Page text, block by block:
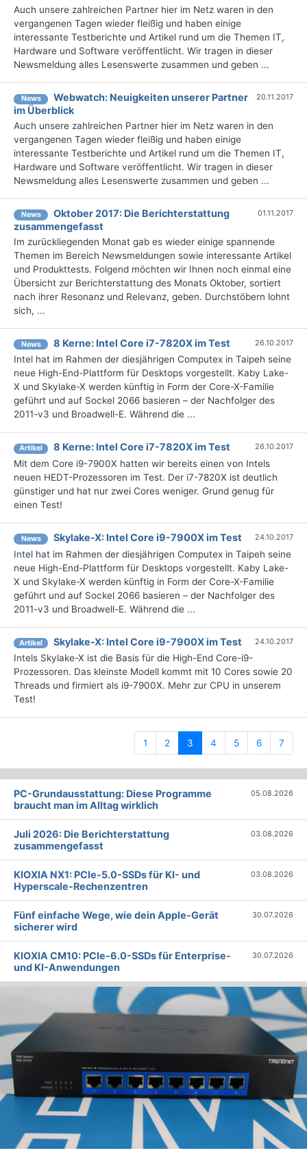
Auch unsere zahlreichen Partner hier im Netz waren in den
vergangenen Tagen wieder fleißig und haben einige
interessante Testberichte und Artikel rund um die Themen IT,
Hardware und Software veröffentlicht. Wir tragen in dieser
Newsmeldung alles Lesenswerte zusammen und geben ...
News
Webwatch: Neuigkeiten unserer Partner
im Überblick
20.11.2017
Auch unsere zahlreichen Partner hier im Netz waren in den
vergangenen Tagen wieder fleißig und haben einige
interessante Testberichte und Artikel rund um die Themen IT,
Hardware und Software veröffentlicht. Wir tragen in dieser
Newsmeldung alles Lesenswerte zusammen und geben ...
News
Oktober 2017: Die Berichterstattung
zusammengefasst
01.11.2017
Im zurückliegenden Monat gab es wieder einige spannende
Themen im Bereich Newsmeldungen sowie interessante Artikel
und Produkttests. Folgend möchten wir Ihnen noch einmal eine
Übersicht zur Berichterstattung des Monats Oktober, sortiert
nach ihrer Resonanz und Relevanz, geben. Durchstöbern lohnt
sich, ...
News 8 Kerne: Intel Core i7-7820X im Test 26.10.2017
Intel hat im Rahmen der diesjährigen Computex in Taipeh seine
neue High-End-Plattform für Desktops vorgestellt. Kaby Lake-
X und Skylake-X werden künftig in Form der Core-X-Familie
geführt und auf Sockel 2066 basieren – der Nachfolger des
2011-v3 und Broadwell-E. Während die ...
Artikel 8 Kerne: Intel Core i7-7820X im Test 26.10.2017
Mit dem Core i9-7900X hatten wir bereits einen von Intels
neuen HEDT-Prozessoren im Test. Der i7-7820X ist deutlich
günstiger und hat nur zwei Cores weniger. Grund genug für
einen Test!
News Skylake-X: Intel Core i9-7900X im Test 24.10.2017
Intel hat im Rahmen der diesjährigen Computex in Taipeh seine
neue High-End-Plattform für Desktops vorgestellt. Kaby Lake-
X und Skylake-X werden künftig in Form der Core-X-Familie
geführt und auf Sockel 2066 basieren – der Nachfolger des
2011-v3 und Broadwell-E. Während die ...
Artikel Skylake-X: Intel Core i9-7900X im Test 24.10.2017
Intels Skylake-X ist die Basis für die High-End Core-i9-
Prozessoren. Das kleinste Modell kommt mit 10 Cores sowie 20
Threads und firmiert als i9-7900X. Mehr zur CPU in unserem
Test!
1 2 3 (current)
4 5 6 7
PC-Grundausstattung: Diese Programme
braucht man im Alltag wirklich
05.08.2026
Juli 2026: Die Bericht­erstattung
zusammengefasst
03.08.2026
KIOXIA NX1: PCIe-5.0-SSDs für KI- und
Hyperscale-Rechenzentren
03.08.2026
Fünf einfache Wege, wie dein Apple-Gerät
sicherer wird
30.07.2026
KIOXIA CM10: PCIe-6.0-SSDs für Enterprise-
und KI-Anwendungen
30.07.2026